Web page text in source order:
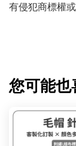
有侵犯商標權
您可能也